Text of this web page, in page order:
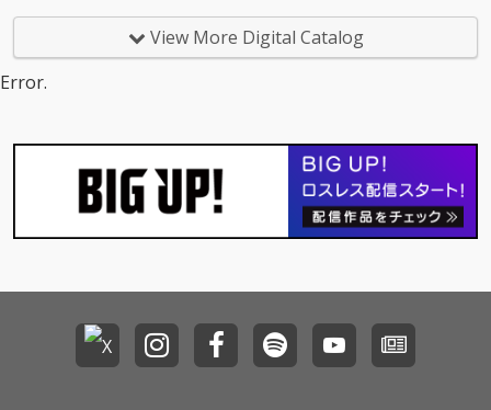
消えない「小さな火」
をテーマに、繊細かつ
View More Digital Catalog
Error.